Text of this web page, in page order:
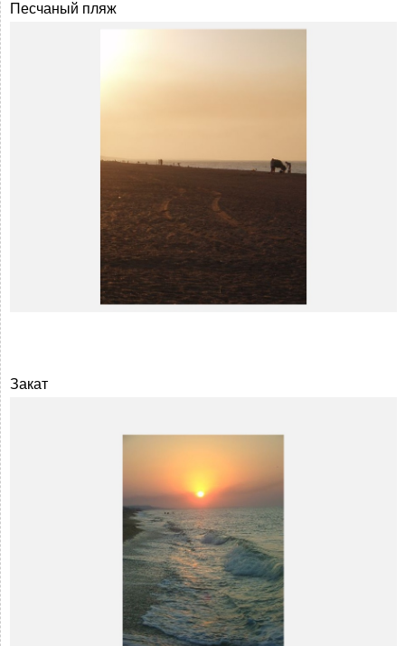
Песчаный пляж
Закат